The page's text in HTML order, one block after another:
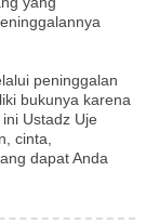
peninggalan
bukunya karena
Ustadz Uje
cinta,
dapat Anda